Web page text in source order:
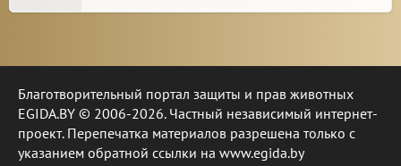
Благотворительный портал защиты и прав животных
EGIDA.BY © 2006-2026. Частный независимый интернет-
проект. Перепечатка материалов разрешена только с
указанием обратной ссылки на www.egida.by